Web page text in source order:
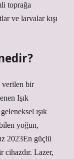
toprağa
ve larvalar kışı
verilen bir
Işık
ışık
yoğun,
2023En güçlü
cihazdır. Lazer,